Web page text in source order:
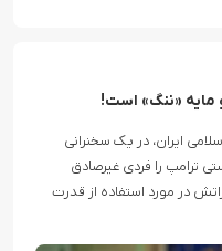
مایه «ننگ» است!
ایران، در یک سخنرانی
ترامپ را فردی غیرصادق
در مورد استفاده از قدرت